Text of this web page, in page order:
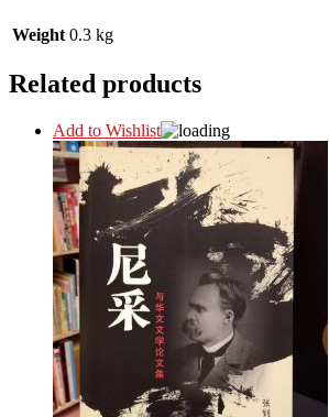
Weight 0.3 kg
Related products
Add to Wishlist